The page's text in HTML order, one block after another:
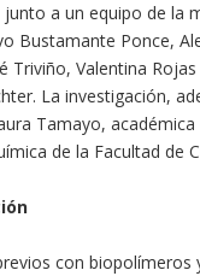
junto a un equipo de la
Bustamante Ponce,
Triviño, Valentina
La investigación,
Tamayo, académica
de la Facultad de
con biopolímeros